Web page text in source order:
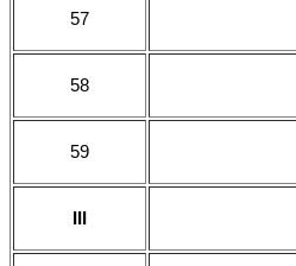
57
58
59
III